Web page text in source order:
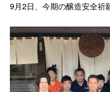
9月2日、今期の醸造安全祈